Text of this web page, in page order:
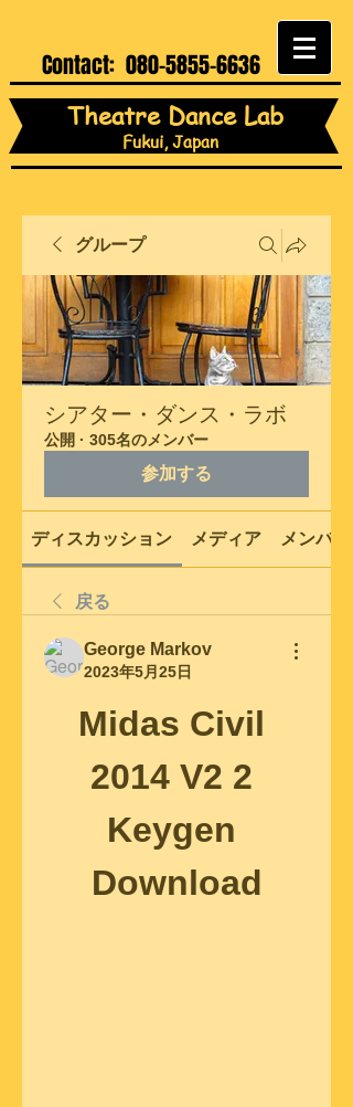
Contact: 080-5855-6636
Theatre Dance Lab
Fukui, Japan
グループ
シアター・ダンス・ラボ
公開 · 305名のメンバー
参加する
ディスカッション メディア メンバー
戻る
George Markov
2023年5月25日
Midas Civil
2014 V2 2
Keygen
Download